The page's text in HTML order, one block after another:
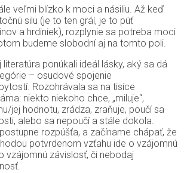
veľmi blízko k moci a násiliu. Až keď
silu (je to ten grál, je to púť
a hrdiniek), rozplynie sa potreba moci
budeme slobodní aj na tomto poli.
ponúkali ideál lásky, aký sa dá
– osudové spojenie
Rozohrávala sa na tisíce
niekto niekoho chce, „miluje“,
jej hodnotu, zrádza, zraňuje, poučí sa
alebo sa nepoučí a stále dokola.
rozpúšťa, a začíname chápať, že
potvrdenom vzťahu ide o vzájomnú
vzájomnú závislosť, či nebodaj